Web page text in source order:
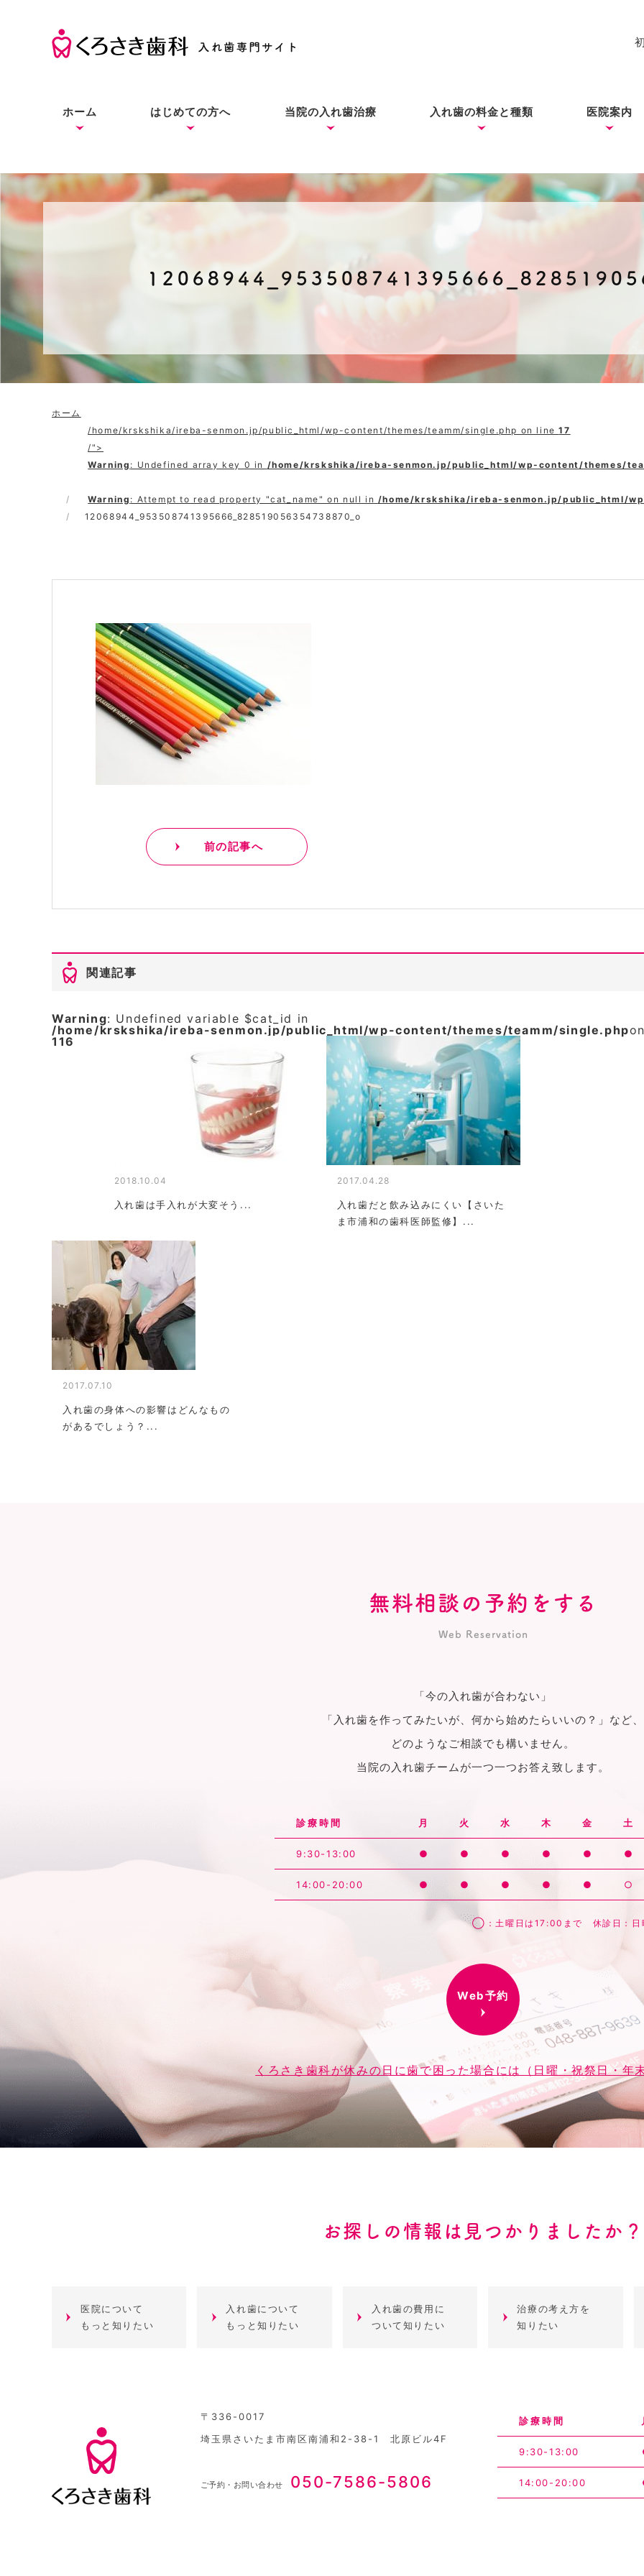
ホーム はじめての方へ 当院の入れ歯治療 入れ歯の料金と種類 医院案内
ホーム
/home/krskshika/ireba-senmon.jp/public_html/wp-content/themes/teamm/single.php on line17
/">
Warning : Undefined array key 0 in /home/krskshika/ireba-senmon.jp/public_html/wp-content/themes/
Warning : Attempt to read property "cat_name" on null in /home/krskshika/ireba-senmon.jp/public_html/
12068944_953508741395666_828519056354738870_o
前の記事へ
関連記事
Warning: Undefined variable $cat_id in
/home/krskshika/ireba-senmon.jp/public_html/wp-content/themes/teamm/single.php
116
2018.10.04
入れ歯は手入れが大変そう...
2017.04.28
入れ歯だと飲み込みにくい【さいた
ま市浦和の歯科医師監修】...
2017.07.10
入れ歯の身体への影響はどんなもの
があるでしょう？...
無料相談の予約をする
Web Reservation
「今の入れ歯が合わない」
「入れ歯を作ってみたいが、何から始めたらいいの？」など、
どのようなご相談でも構いません。
当院の入れ歯チームが一つ一つお答え致します。
診療時間 月 火 水 木 金 土
9:30-13:00 ● ● ● ● ● ●
14:00-20:00 ● ● ● ● ● ○
◯：土曜日は17:00まで 休診日：日
Web予約
くろさき歯科が休みの日に歯で困った場合には（日曜・祝祭日・年
お探しの情報は見つかりましたか？
医院について
もっと知りたい
入れ歯について
もっと知りたい
入れ歯の費用に
ついて知りたい
治療の考え方を
知りたい
〒336-0017
埼玉県さいたま市南区南浦和2-38-1 北原ビル4F
ご予約・お問い合わせ 050-7586-5806
診療時間
9:30-13:00
14:00-20:00